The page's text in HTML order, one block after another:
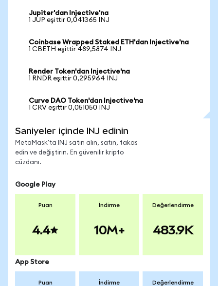
Jupiter'dan Injective'na
1 JUP eşittir 0,041365 INJ
Coinbase Wrapped Staked ETH'dan Injective'na
1 CBETH eşittir 489,5874 INJ
Render Token'dan Injective'na
1 RNDR eşittir 0,295964 INJ
Curve DAO Token'dan Injective'na
1 CRV eşittir 0,051050 INJ
Saniyeler içinde INJ edinin
MetaMask'ta INJ satın alın, satın, takas
edin ve değiştirin. En güvenilir kripto
cüzdanı.
Google Play
Puan
4.4
İndirme
10M+
Değerlendirme
483.9K
App Store
Puan İndirme Değerlendirme